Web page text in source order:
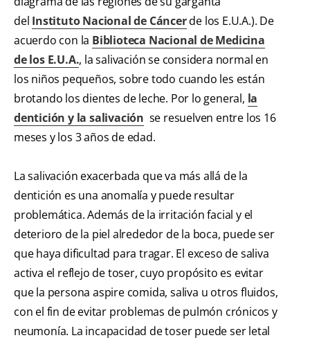
del Instituto Nacional de Cáncerde los E.U.A.). De
acuerdo con la Biblioteca Nacional de Medicina
de los E.U.A., la salivación se considera normal en
los niños pequeños, sobre todo cuando les están
brotando los dientes de leche. Por lo general, la
dentición y la salivación se resuelven entre los 16
meses y los 3 años de edad.
La salivación exacerbada que va más allá de la
dentición es una anomalía y puede resultar
problemática. Además de la irritación facial y el
deterioro de la piel alrededor de la boca, puede ser
que haya dificultad para tragar. El exceso de saliva
activa el reflejo de toser, cuyo propósito es evitar
que la persona aspire comida, saliva u otros fluidos,
con el fin de evitar problemas de pulmón crónicos y
neumonía. La incapacidad de toser puede ser letal